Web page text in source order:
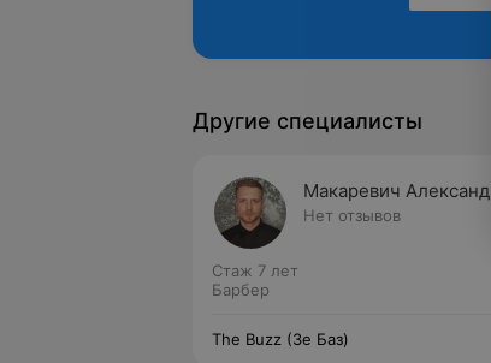
Другие специалисты
Макаревич Александр
Нет отзывов
Стаж 7 лет
Барбер
The Buzz (Зе Баз)